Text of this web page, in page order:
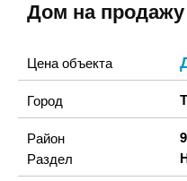
Дом на
Цена объекта
Город
Район
Раздел